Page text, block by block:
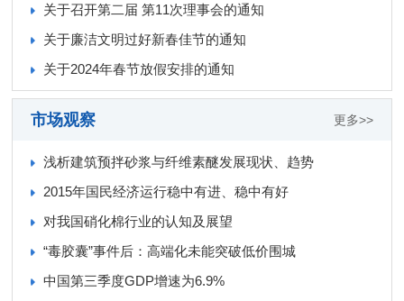
关于召开第二届 第11次理事会的通知
关于廉洁文明过好新春佳节的通知
关于2024年春节放假安排的通知
更多>>
市场观察
浅析建筑预拌砂浆与纤维素醚发展现状、趋势
2015年国民经济运行稳中有进、稳中有好
对我国硝化棉行业的认知及展望
“毒胶囊”事件后：高端化未能突破低价围城
中国第三季度GDP增速为6.9%